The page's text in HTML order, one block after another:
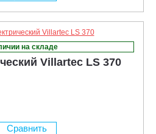
на складе
Villartec LS 370
Сравнить